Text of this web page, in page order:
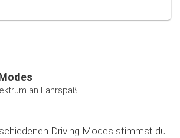
an Fahrspaß
Driving Modes stimmst du